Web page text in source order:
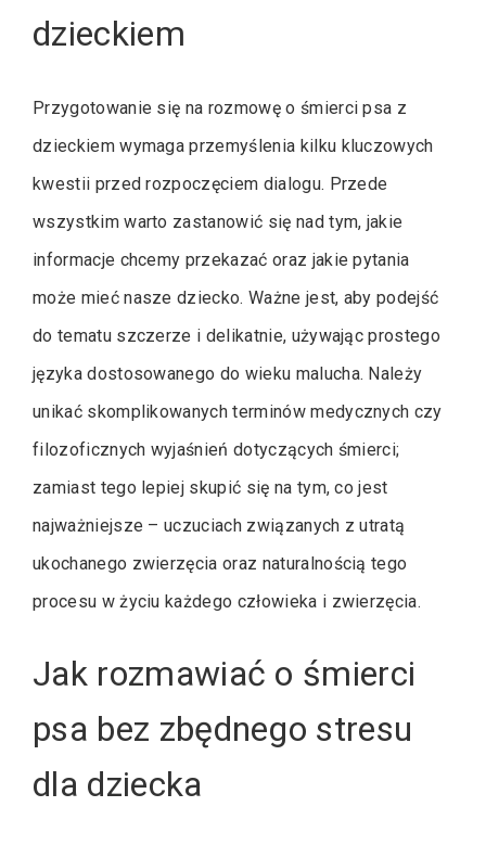
dzieckiem
Przygotowanie się na rozmowę o śmierci psa z
dzieckiem wymaga przemyślenia kilku kluczowych
kwestii przed rozpoczęciem dialogu. Przede
wszystkim warto zastanowić się nad tym, jakie
informacje chcemy przekazać oraz jakie pytania
może mieć nasze dziecko. Ważne jest, aby podejść
do tematu szczerze i delikatnie, używając prostego
języka dostosowanego do wieku malucha. Należy
unikać skomplikowanych terminów medycznych czy
filozoficznych wyjaśnień dotyczących śmierci;
zamiast tego lepiej skupić się na tym, co jest
najważniejsze – uczuciach związanych z utratą
ukochanego zwierzęcia oraz naturalnością tego
procesu w życiu każdego człowieka i zwierzęcia.
Jak rozmawiać o śmierci
psa bez zbędnego stresu
dla dziecka